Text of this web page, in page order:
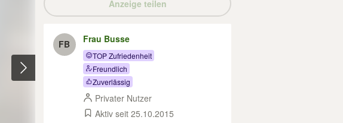
Anzeige teilen
FB Frau Busse
TOP Zufriedenheit
Freundlich
Zuverlässig
Privater Nutzer
Aktiv seit 25.10.2015